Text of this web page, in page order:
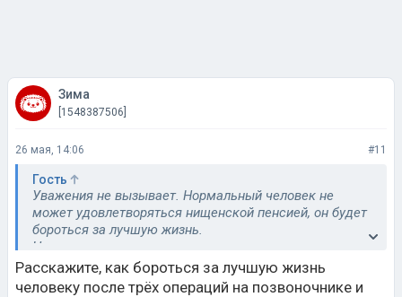
Зима
[1548387506]
26 мая, 14:06 #11
Гость
Уважения не вызывает. Нормальный человек не
может удовлетворяться нищенской пенсией, он будет
бороться за лучшую жизнь.
Но - их дело.
Расскажите, как бороться за лучшую жизнь
человеку после трёх операций на позвоночнике и